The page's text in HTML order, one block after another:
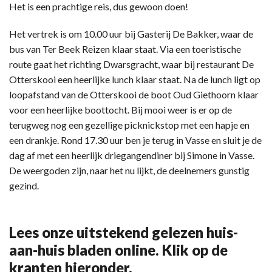
Het is een prachtige reis, dus gewoon doen!
Het vertrek is om 10.00 uur bij Gasterij De Bakker, waar de
bus van Ter Beek Reizen klaar staat. Via een toeristische
route gaat het richting Dwarsgracht, waar bij restaurant De
Otterskooi een heerlijke lunch klaar staat. Na de lunch ligt op
loopafstand van de Otterskooi de boot Oud Giethoorn klaar
voor een heerlijke boottocht. Bij mooi weer is er op de
terugweg nog een gezellige picknickstop met een hapje en
een drankje. Rond 17.30 uur ben je terug in Vasse en sluit je de
dag af met een heerlijk driegangendiner bij Simone in Vasse.
De weergoden zijn, naar het nu lijkt, de deelnemers gunstig
gezind.
Lees onze uitstekend gelezen huis-
aan-huis bladen online. Klik op de
kranten hieronder.